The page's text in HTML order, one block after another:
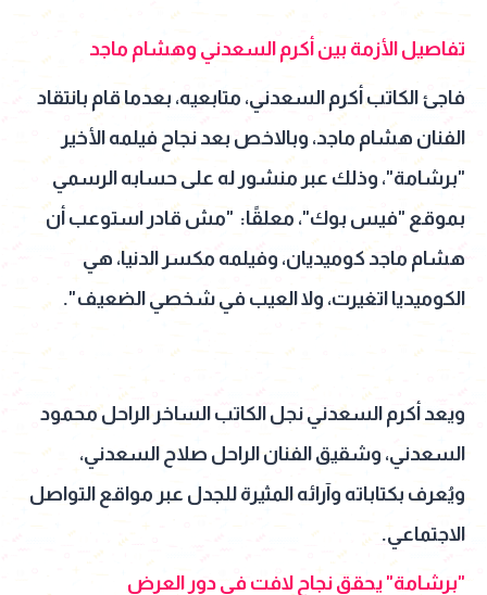
تفاصيل الأزمة بين أكرم السعدني وهشام ماجد
فاجئ الكاتب أكرم السعدني، متابعيه، بعدما قام بانتقاد
الفنان هشام ماجد، وبالاخص بعد نجاح فيلمه الأخير
"برشامة"، وذلك عبر منشور له على حسابه الرسمي
بموقع "فيس بوك"، معلقًا: "مش قادر استوعب أن
هشام ماجد كوميديان، وفيلمه مكسر الدنيا، هي
الكوميديا اتغيرت، ولا العيب في شخصي الضعيف".
ويعد أكرم السعدني نجل الكاتب الساخر الراحل محمود
السعدني، وشقيق الفنان الراحل صلاح السعدني،
ويُعرف بكتاباته وآرائه المثيرة للجدل عبر مواقع التواصل
الاجتماعي.
"برشامة" يحقق نجاح لافت في دور العرض